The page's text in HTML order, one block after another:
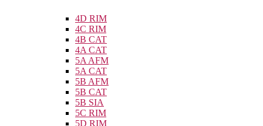
4D RIM
4C RIM
4B CAT
4A CAT
5A AFM
5A CAT
5B AFM
5B CAT
5B SIA
5C RIM
5D RIM